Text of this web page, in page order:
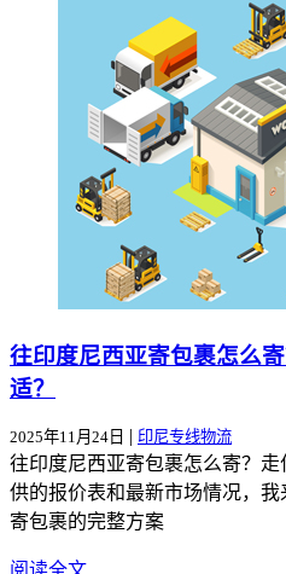
往印度尼西亚寄包裹怎么
适？
2025年11月24日 | 印尼专线物流
往印度尼西亚寄包裹怎么寄？
供的报价表和最新市场情况，
寄包裹的完整方案